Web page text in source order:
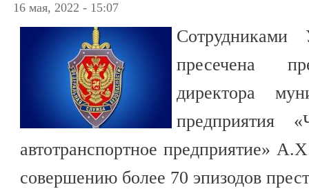
16 мая, 2022 - 15:07
пресечена
директора
предприятия
автотранспортное предприятие»
совершению более 70 эпизодов